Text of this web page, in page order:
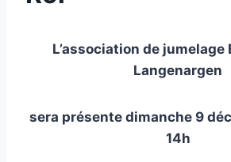
L’association de jumelage
Langenargen
sera présente dimanche 9
14h